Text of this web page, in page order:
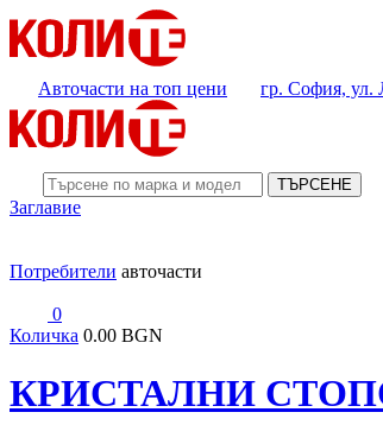
Авточасти на топ цени гр. София,
ТЪРСЕНЕ
Заглавие
Потребители авточасти
0
Количка 0.00 BGN
КРИСТАЛНИ